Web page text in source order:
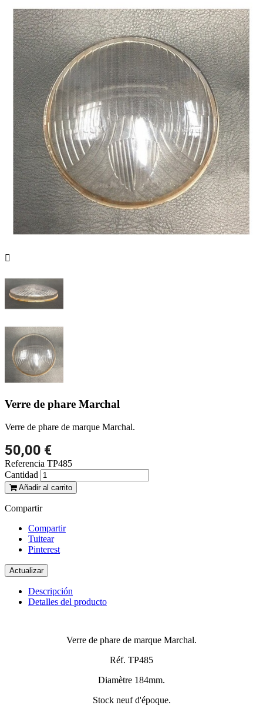

Verre de phare Marchal
Verre de phare de marque Marchal.
50,00 €
Referencia TP485
Cantidad
Añadir al carrito
Compartir
Compartir
Tuitear
Pinterest
Descripción
Detalles del producto
Verre de phare de marque Marchal.
Réf. TP485
Diamètre 184mm.
Stock neuf d'époque.